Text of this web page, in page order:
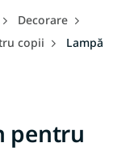
Decorare
copii
Lampă
pentru